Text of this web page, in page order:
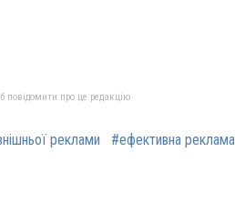
повідомити про це редакцію
реклами
#ефективна реклама